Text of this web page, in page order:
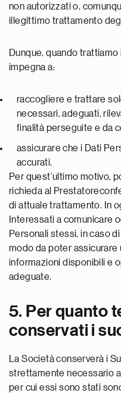
non autorizzati o,
illegittimo trattamento
Dunque, quando
impegna a:
raccogliere e trattare
necessari, adeguati,
finalità perseguite e da
assicurare che i Dati
accurati.
Per quest’ultimo motivo,
richieda al
di attuale trattamento. In
Interessati a comunicare
Personali stessi, in caso
modo da poter
informazioni disponibili e
adeguate.
5. Per quanto
conservati i
La Società conserverà i
strettamente necessario
per cui essi sono stati